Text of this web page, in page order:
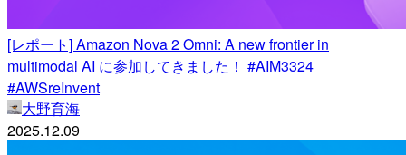
[レポート] Amazon Nova 2 Omni: A new frontier in
multimodal AI に参加してきました！ #AIM3324
#AWSreInvent
大野育海
2025.12.09